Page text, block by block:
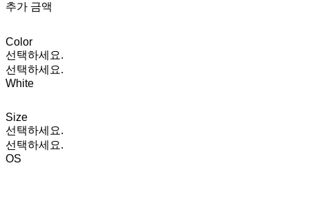
추가 금액
Color
선택하세요.
선택하세요.
White
Size
선택하세요.
선택하세요.
OS